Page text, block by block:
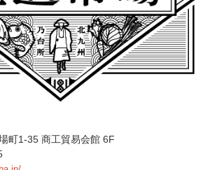
町1-35 商工貿易会館 6F